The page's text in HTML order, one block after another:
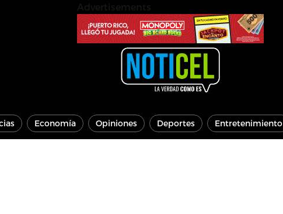
Economía Opiniones Deportes Entretenimiento